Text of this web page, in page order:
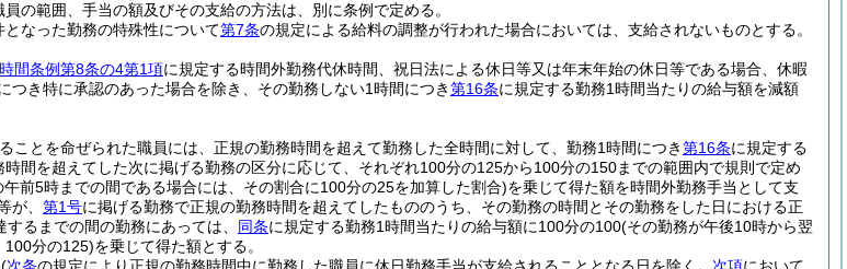
の範囲、手当の額及びその支給の方法は、別に条例で定める。
なった勤務の特殊性について第7条の規定による給料の調整が行われた場合においては、支給されないものとする。
間条例第8条の4第1項に規定する時間外勤務代休時間、祝日法による休日等又は年末年始の休日等である場合、休暇
つき特に承認のあった場合を除き、その勤務しない1時間につき第16条に規定する勤務1時間当たりの給与額を減額
ことを命ぜられた職員には、正規の勤務時間を超えて勤務した全時間に対して、勤務1時間につき第16条に規定する
間を超えてした次に掲げる勤務の区分に応じて、それぞれ100分の125から100分の150までの範囲内で規則で定め
前5時までの間である場合には、その割合に100分の25を加算した割合)を乗じて得た額を時間外勤務手当として支
が、 第1号に掲げる勤務で正規の勤務時間を超えてしたもののうち、その勤務の時間とその勤務をした日における正
るまでの間の勤務にあっては、 同条に規定する勤務1時間当たりの給与額に100分の100(その勤務が午後10時から翌
100分の125)を乗じて得た額とする。